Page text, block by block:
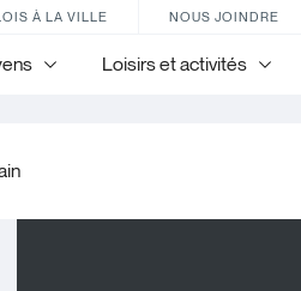
À LA VILLE NOUS JOINDRE
Loisirs et activités